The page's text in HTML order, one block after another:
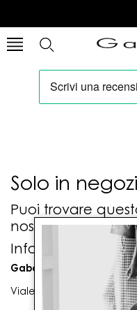
Solo in
Puoi trovare
nostri punti
Info contatti
Gaballo Mario srl
Viale G. Matteotti n. 23